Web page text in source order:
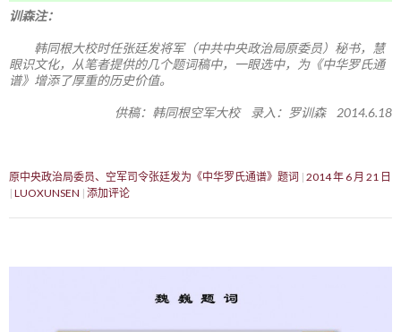
训森注：
韩同根大校时任张廷发将军（中共中央政治局原委员）秘书，慧
眼识文化，从笔者提供的几个题词稿中，一眼选中，为《中华罗氏通
谱》增添了厚重的历史价值。
供稿：韩同根空军大校 录入：罗训森 2014.6.18
原中央政治局委员、空军司令张廷发为《中华罗氏通谱》题词 2014 年 6 月 21 日
LUOXUNSEN 添加评论